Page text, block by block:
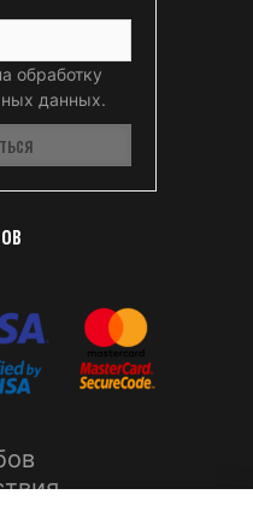
обработку
данных.